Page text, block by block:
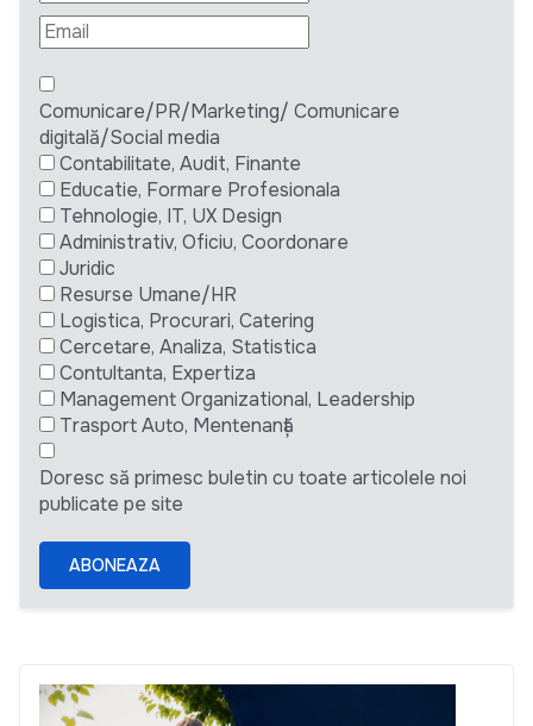
Comunicare/PR/Marketing/ Comunicare
digitală/Social media
Contabilitate, Audit, Finante
Educatie, Formare Profesionala
Tehnologie, IT, UX Design
Administrativ, Oficiu, Coordonare
Juridic
Resurse Umane/HR
Logistica, Procurari, Catering
Cercetare, Analiza, Statistica
Contultanta, Expertiza
Management Organizational, Leadership
Trasport Auto, Mentenanță
Doresc să primesc buletin cu toate articolele noi
publicate pe site
ABONEAZA